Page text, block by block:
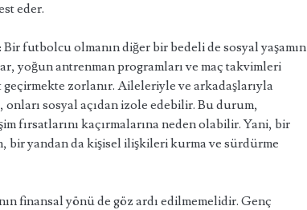
eder.
: Bir futbolcu olmanın diğer bir bedeli de sosyal yaşamın
yoğun antrenman programları ve maç takvimleri
zorlanır. Aileleriyle ve arkadaşlarıyla
onları sosyal açıdan izole edebilir. Bu durum,
fırsatlarını kaçırmalarına neden olabilir. Yani, bir
bir yandan da kişisel ilişkileri kurma ve sürdürme
finansal yönü de göz ardı edilmemelidir. Genç